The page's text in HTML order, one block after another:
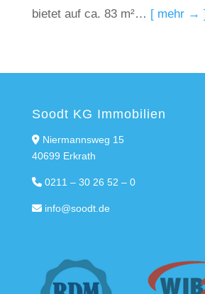
bietet auf ca. 83 m²… [ mehr →
Soodt KG Immobilien
Niermannsweg 15
40699 Erkrath
0211 – 30 26 52 – 0
info@soodt.de